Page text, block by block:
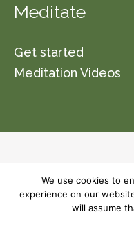
Meditate
Get started
Meditation Videos
organization
terms and
We use cookies to
experience on our
will assume